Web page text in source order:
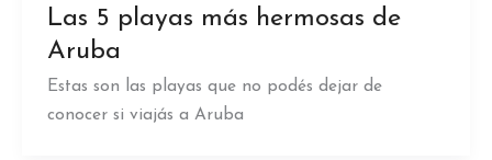
Las 5 playas más hermosas de
Aruba
Estas son las playas que no podés dejar de
conocer si viajás a Aruba